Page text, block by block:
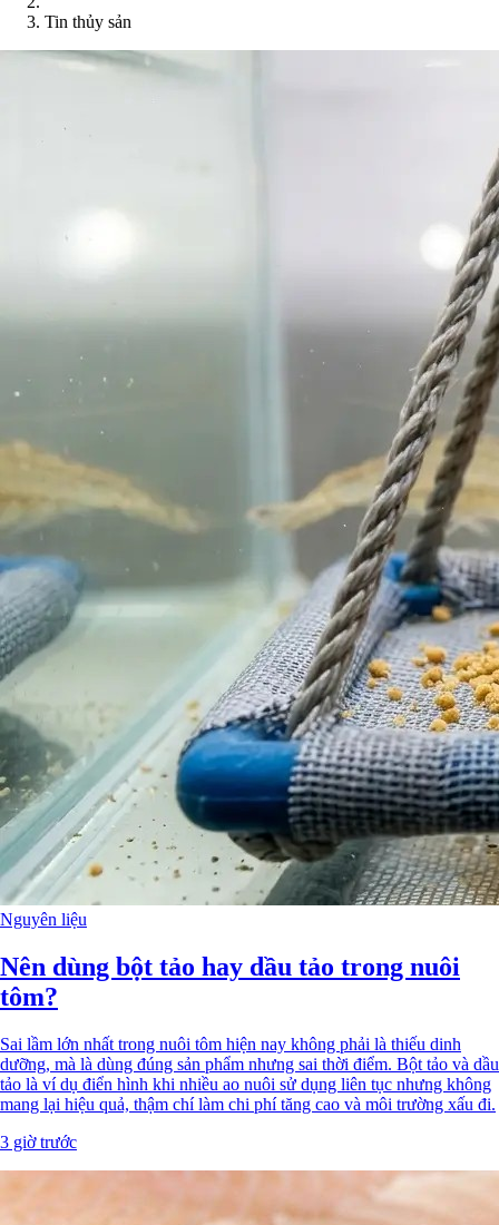
Tin thủy sản
Nguyên liệu
Nên dùng bột tảo hay dầu tảo trong nuôi
tôm?
Sai lầm lớn nhất trong nuôi tôm hiện nay không phải là thiếu dinh
dưỡng, mà là dùng đúng sản phẩm nhưng sai thời điểm. Bột tảo và dầu
tảo là ví dụ điển hình khi nhiều ao nuôi sử dụng liên tục nhưng không
mang lại hiệu quả, thậm chí làm chi phí tăng cao và môi trường xấu đi.
3 giờ trước